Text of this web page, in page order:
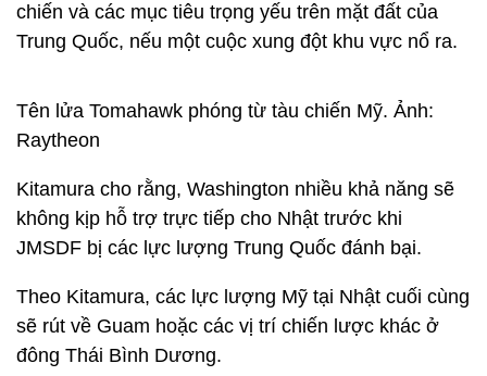
chiến và các mục tiêu trọng yếu trên mặt đất của
Trung Quốc, nếu một cuộc xung đột khu vực nổ ra.
Tên lửa Tomahawk phóng từ tàu chiến Mỹ. Ảnh:
Raytheon
Kitamura cho rằng, Washington nhiều khả năng sẽ
không kịp hỗ trợ trực tiếp cho Nhật trước khi
JMSDF bị các lực lượng Trung Quốc đánh bại.
Theo Kitamura, các lực lượng Mỹ tại Nhật cuối cùng
sẽ rút về Guam hoặc các vị trí chiến lược khác ở
đông Thái Bình Dương.